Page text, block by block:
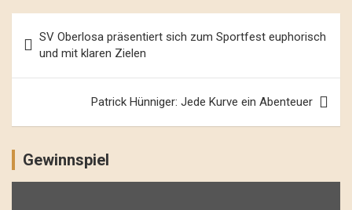
Navigation
SV Oberlosa präsentiert sich zum Sportfest euphorisch
und mit klaren Zielen
Patrick Hünniger: Jede Kurve ein Abenteuer
Gewinnspiel